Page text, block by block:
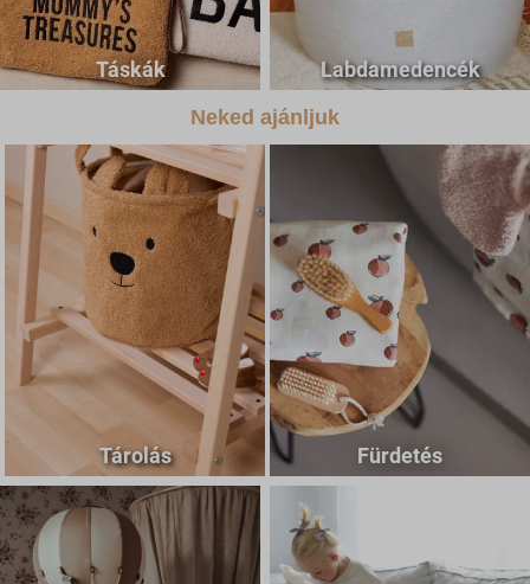
Táskák Labdamedencék
Neked ajánljuk
Tárolás Fürdetés